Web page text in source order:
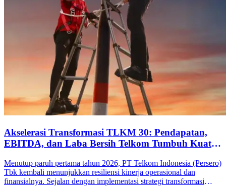
Akselerasi Transformasi TLKM 30: Pendapatan,
EBITDA, dan Laba Bersih Telkom Tumbuh Kuat di
Menutup paruh pertama tahun 2026, PT Telkom Indonesia (Persero)
Tbk kembali menunjukkan resiliensi kinerja operasional dan
finansialnya. Sejalan dengan implementasi strategi transformasi